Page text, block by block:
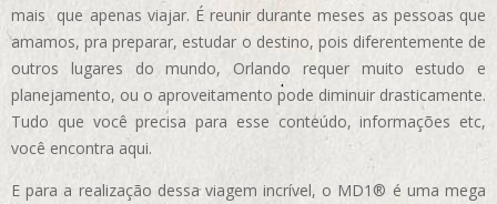
mais que apenas viajar. É reunir durante meses as pessoas que
amamos, pra preparar, estudar o destino, pois diferentemente de
outros lugares do mundo, Orlando requer muito estudo e
planejamento, ou o aproveitamento pode diminuir drasticamente.
Tudo que você precisa para esse conteúdo, informações etc,
você encontra aqui.
E para a realização dessa viagem incrível, o MD1® é uma mega